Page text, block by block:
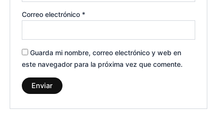
Correo electrónico *
Guarda mi nombre, correo electrónico y web en
este navegador para la próxima vez que comente.